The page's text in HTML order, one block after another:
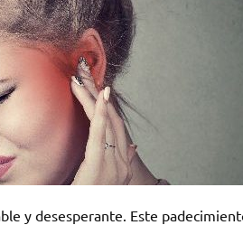
y desesperante. Este